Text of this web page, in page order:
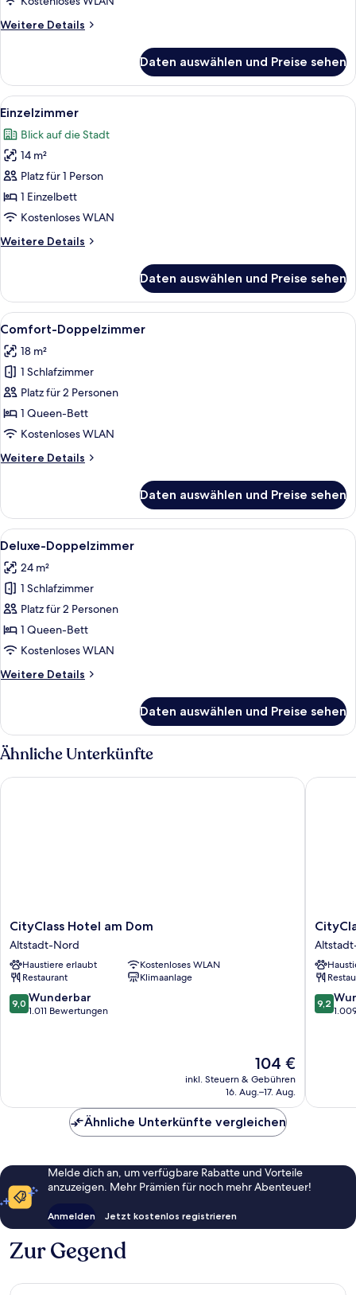
Weitere Details
Weitere
Doppelzimmer
Daten auswählen und Preise sehen
Alle
Fotos
für
Einzelzimmer
anzeigen
Ein modernes Hotelzimmer mit
5
Einzelzimmer
Blick auf die Stadt
14 m²
Platz für 1 Person
1 Einzelbett
Kostenloses WLAN
Weitere Details
Weitere
Daten auswählen und Preise sehen
Alle
Fotos
für
Comfort-
Doppelzimmer
anzeigen
Ein modernes Schlafzimmer mit
10
Comfort-Doppelzimmer
18 m²
1 Schlafzimmer
Platz für 2 Personen
1 Queen-Bett
Kostenloses WLAN
Weitere Details
Weitere
Doppelzimmer
Daten auswählen und Preise sehen
Alle
Fotos
für
Deluxe-
Doppelzimmer
anzeigen
Ein Hotelzimmer mit Bett,
6
Deluxe-Doppelzimmer
24 m²
1 Schlafzimmer
Platz für 2 Personen
1 Queen-Bett
Kostenloses WLAN
Weitere Details
Weitere
Doppelzimmer
Daten auswählen und Preise sehen
Ähnliche Unterkünfte
CityClass
Hotel
am
Dom
Altstadt-
Nord
CityClass Hotel am Dom
Altstadt-Nord
Haustiere erlaubt
Kostenloses WLAN
Restaurant
Klimaanlage
9.0
von
9,0 Wunderbar
1.011 Bewertungen
Der
Preis
beträgt
104 €
inkl. Steuern & Gebühren
16. Aug.–17. Aug.
CityClass Hotel am Dom
Hotel
Alter
Markt
Nord
9.2
von
9,2
Ähnliche Unterkünfte vergleichen
Melde dich an, um verfügbare Rabatte und Vorteile
anzuzeigen. Mehr Prämien für noch mehr Abenteuer!
Anmelden Jetzt kostenlos registrieren
Zur Gegend